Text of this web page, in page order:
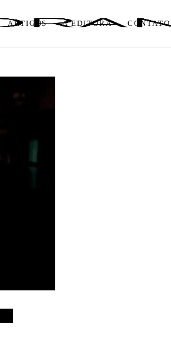
ARTIGOS A EDITORA CONTATO